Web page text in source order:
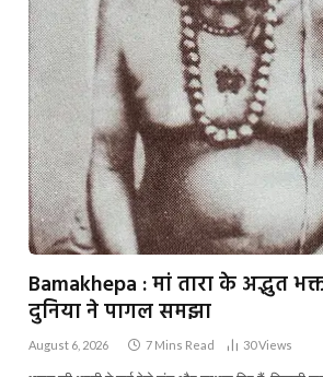
Bamakhepa : मां तारा के अद्भुत
दुनिया ने पागल समझा
August 6, 2026 7 Mins Read 30Views